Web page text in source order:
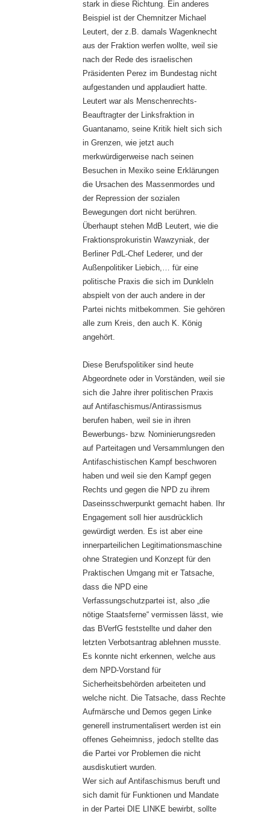
stark in diese Richtung. Ein anderes
Beispiel ist der Chemnitzer Michael
Leutert, der z.B. damals Wagenknecht
aus der Fraktion werfen wollte, weil sie
nach der Rede des israelischen
Präsidenten Perez im Bundestag nicht
aufgestanden und applaudiert hatte.
Leutert war als Menschenrechts-
Beauftragter der Linksfraktion in
Guantanamo, seine Kritik hielt sich sich
in Grenzen, wie jetzt auch
merkwürdigerweise nach seinen
Besuchen in Mexiko seine Erklärungen
die Ursachen des Massenmordes und
der Repression der sozialen
Bewegungen dort nicht berühren.
Überhaupt stehen MdB Leutert, wie die
Fraktionsprokuristin Wawzyniak, der
Berliner PdL-Chef Lederer, und der
Außenpolitiker Liebich,… für eine
politische Praxis die sich im Dunkleln
abspielt von der auch andere in der
Partei nichts mitbekommen. Sie gehören
alle zum Kreis, den auch K. König
angehört.
Diese Berufspolitiker sind heute
Abgeordnete oder in Vorständen, weil sie
sich die Jahre ihrer politischen Praxis
auf Antifaschismus/Antirassismus
berufen haben, weil sie in ihren
Bewerbungs- bzw. Nominierungsreden
auf Parteitagen und Versammlungen den
Antifaschistischen Kampf beschworen
haben und weil sie den Kampf gegen
Rechts und gegen die NPD zu ihrem
Daseinsschwerpunkt gemacht haben. Ihr
Engagement soll hier ausdrücklich
gewürdigt werden. Es ist aber eine
innerparteilichen Legitimationsmaschine
ohne Strategien und Konzept für den
Praktischen Umgang mit er Tatsache,
dass die NPD eine
Verfassungschutzpartei ist, also „die
nötige Staatsferne“ vermissen lässt, wie
das BVerfG feststellte und daher den
letzten Verbotsantrag ablehnen musste.
Es konnte nicht erkennen, welche aus
dem NPD-Vorstand für
Sicherheitsbehörden arbeiteten und
welche nicht. Die Tatsache, dass Rechte
Aufmärsche und Demos gegen Linke
generell instrumentalisert werden ist ein
offenes Geheimniss, jedoch stellte das
die Partei vor Problemen die nicht
ausdiskutiert wurden.
Wer sich auf Antifaschismus beruft und
sich damit für Funktionen und Mandate
in der Partei DIE LINKE bewirbt, sollte